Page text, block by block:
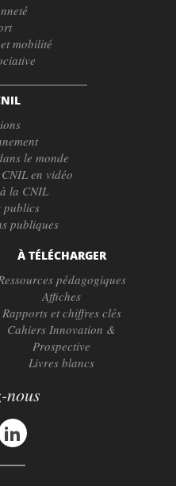
mobilité
le monde
en vidéo
la CNIL
publics
publiques
À TÉLÉCHARGER
pédagogiques
Affiches
Rapports et chiffres clés
Cahiers Innovation &
Prospective
Livres blancs
nous